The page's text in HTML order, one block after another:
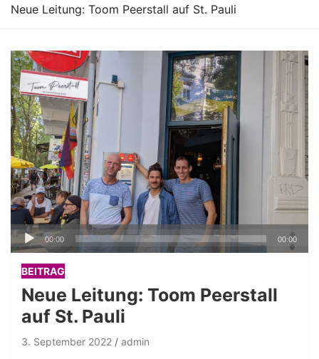
Neue Leitung: Toom Peerstall auf St. Pauli
Audio-
Player
00:00 00:00
BEITRAG
Neue Leitung: Toom Peerstall
auf St. Pauli
3. September 2022
admin